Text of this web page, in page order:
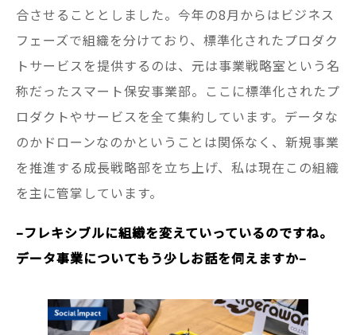
合させることとしました。今年の8月からはビジネス
フェーズで組織を分けており、標準化されたプロダク
トサービスを提供するのは、元は事業戦略室という名
称だったスマート保安事業部。ここに標準化されたプ
ロダクトやサービスを全て集約しています。データな
のかドローンなのかということは関係なく、新規事業
を推進する成長戦略部を立ち上げ、私は現在この組織
を主に管掌しています。
–フレキシブルに組織を変えていっているのですね。
データ事業についてもう少しお話を伺えますか–